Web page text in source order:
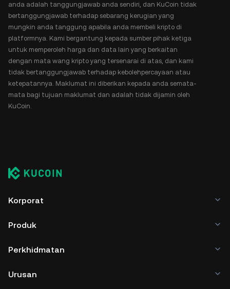
anda adalah tanggungjawab anda sendiri, dan KuCoin tidak
bertanggungjawab terhadap sebarang kerugian yang
mungkin anda tanggung apabila anda membeli kripto di
platformnya. Kami bergantung kepada sumber pihak ketiga
untuk memperoleh harga dan data lain yang berkaitan
dengan mata wang kripto yang tersenarai di atas, dan kami
tidak bertanggungjawab terhadap kebolehpercayaan atau
ketepatannya. Maklumat ini diberikan kepada anda semata-
mata bagi tujuan maklumat dan adalah tidak dijamin oleh
KuCoin.
Korporat
Produk
Perkhidmatan
Urusan